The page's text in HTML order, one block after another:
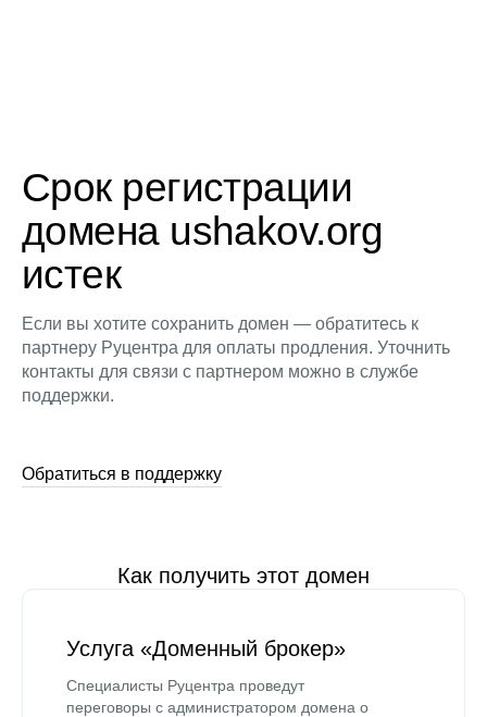
Срок регистрации
домена ushakov.org
истек
Если вы хотите сохранить домен — обратитесь к
партнеру Руцентра для оплаты продления. Уточнить
контакты для связи с партнером можно в службе
поддержки.
Обратиться в поддержку
Как получить этот домен
Услуга «Доменный брокер»
Специалисты Руцентра проведут
переговоры с администратором домена о